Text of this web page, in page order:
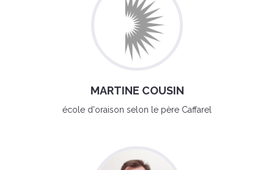
MARTINE COUSIN
école d'oraison selon le père Caffarel